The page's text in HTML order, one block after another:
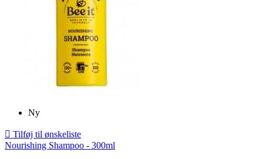
Ny
 Tilføj til ønskeliste
Nourishing Shampoo - 300ml